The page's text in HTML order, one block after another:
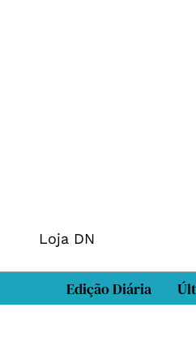
Loja DN
Edição Diária